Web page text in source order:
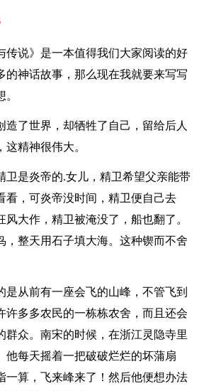
传说》是一本值得我们大家阅读的好
的神话故事，那么现在我就要来写写
造了世界，却牺牲了自己，留给后人
精神很伟大。
卫是炎帝的.女儿，精卫希望父亲能带
看，可炎帝没时间，精卫便自己去
风大作，精卫被淹没了，船也翻了。
，整天用石子填大海。这种锲而不舍
是从前有一座会飞的山峰，不管飞到
许多多农民的一栋栋农舍，而且还会
群众。南宋的时候，在浙江灵隐寺里
他每天摇着一把破破烂烂的坏蒲扇
一算，飞来峰来了！然后他便想办法